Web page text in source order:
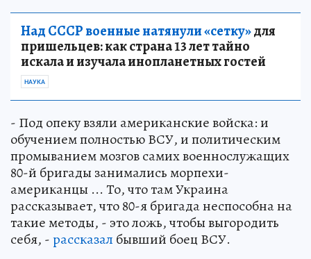
Над СССР военные натянули «сетку»для
пришельцев: как страна 13 лет тайно
искала и изучала инопланетных гостей
НАУКА
- Под опеку взяли американские войска: и
обучением полностью ВСУ, и политическим
промыванием мозгов самих военнослужащих
80-й бригады занимались морпехи-
американцы ... То, что там Украина
рассказывает, что 80-я бригада неспособна на
такие методы, - это ложь, чтобы выгородить
себя, -рассказал бывший боец ВСУ.